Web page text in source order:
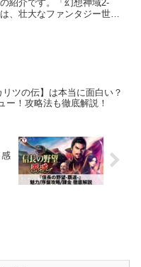
紹介です。「幻想神域2-
、壮大なファンタジー世界
リツの伝】は本当に面白い？
ー！攻略法も徹底解説！
感